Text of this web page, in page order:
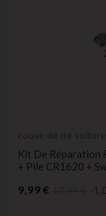
coque de clé voiture
Kit De Réparation
+ Pile CR1620 +
9,99 € -